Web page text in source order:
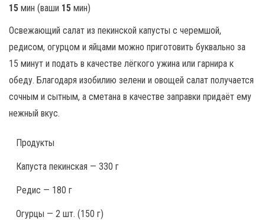
15 мин (ваши 15 мин)
Освежающий салат из пекинской капусты с черемшой,
редисом, огурцом и яйцами можно приготовить буквально за
15 минут и подать в качестве лёгкого ужина или гарнира к
обеду. Благодаря изобилию зелени и овощей салат получается
сочным и сытным, а сметана в качестве заправки придаёт ему
нежный вкус.
Продукты
Капуста пекинская — 330 г
Редис — 180 г
Огурцы — 2 шт. (150 г)